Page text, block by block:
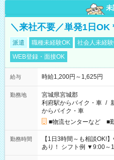
未
＼来社不要／単発1日OK
派遣 職種未経験OK 社会人未経
WEB登録・面接OK
給与 時給1,200円～1,625円
勤務地
宮城県宮城郡
利府駅からバイク・車 /
からバイク・車
■物流センターなど ■
勤務時間
【1日3時間～も相談OK!
あり！ シフト例 ▼9:00
▼18:00～21:00